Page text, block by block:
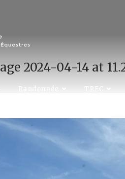
Randonnée TREC
2024-04-14 at